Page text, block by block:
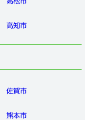
高知市
佐賀市
熊本市